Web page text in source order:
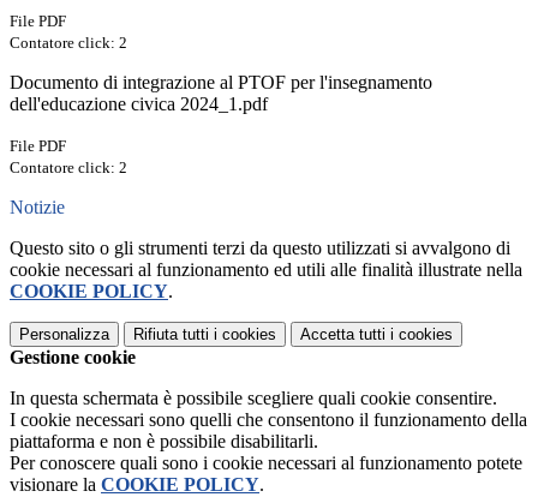
File PDF
Contatore click: 2
Documento di integrazione al PTOF per l'insegnamento
dell'educazione civica 2024_1.pdf
File PDF
Contatore click: 2
Notizie
Questo sito o gli strumenti terzi da questo utilizzati si avvalgono di
cookie necessari al funzionamento ed utili alle finalità illustrate nella
COOKIE POLICY.
Personalizza Rifiuta tutti i cookies Accetta tutti i cookies
Gestione cookie
In questa schermata è possibile scegliere quali cookie consentire.
I cookie necessari sono quelli che consentono il funzionamento della
piattaforma e non è possibile disabilitarli.
Per conoscere quali sono i cookie necessari al funzionamento potete
visionare la COOKIE POLICY.